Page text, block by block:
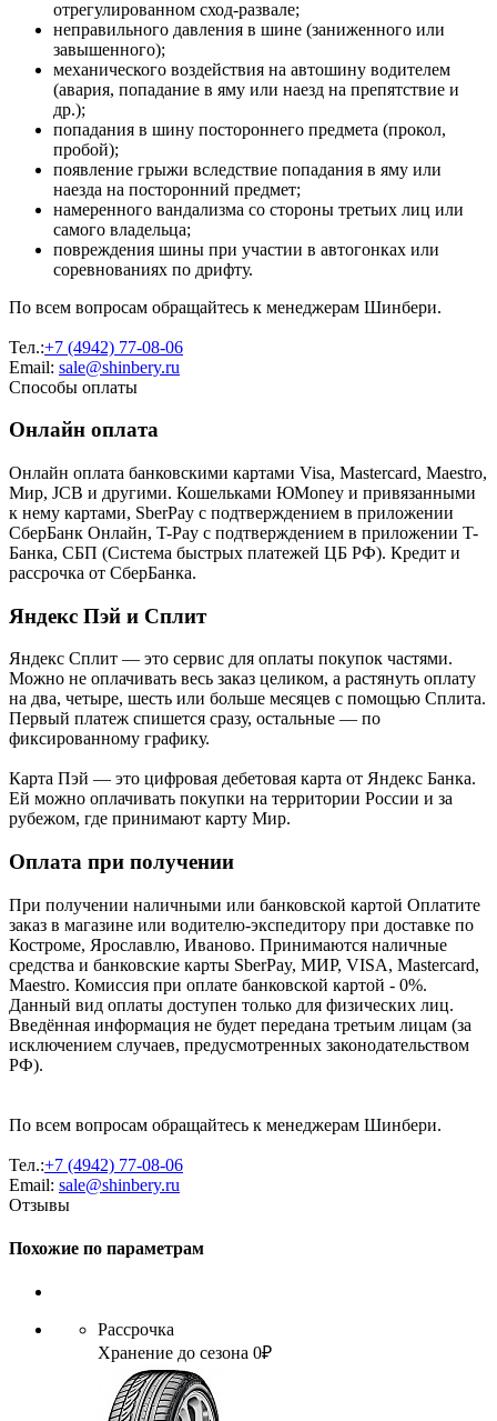
отрегулированном сход-развале;
неправильного давления в шине (заниженного или
завышенного);
механического воздействия на автошину водителем
(авария, попадание в яму или наезд на препятствие и
др.);
попадания в шину постороннего предмета (прокол,
пробой);
появление грыжи вследствие попадания в яму или
наезда на посторонний предмет;
намеренного вандализма со стороны третьих лиц или
самого владельца;
повреждения шины при участии в автогонках или
соревнованиях по дрифту.
По всем вопросам обращайтесь к менеджерам Шинбери.
Тел.:+7 (4942) 77-08-06
Email: sale@shinbery.ru
Способы оплаты
Онлайн оплата
Онлайн оплата банковскими картами Visa, Mastercard, Maestro,
Мир, JCB и другими. Кошельками ЮMoney и привязанными
к нему картами, SberPay с подтверждением в приложении
СберБанк Онлайн, T-Pay с подтверждением в приложении T-
Банка, СБП (Система быстрых платежей ЦБ РФ). Кредит и
рассрочка от СберБанка.
Яндекс Пэй и Сплит
Яндекс Cплит — это сервис для оплаты покупок частями.
Можно не оплачивать весь заказ целиком, а растянуть оплату
на два, четыре, шесть или больше месяцев с помощью Сплита.
Первый платеж спишется сразу, остальные — по
фиксированному графику.
Карта Пэй — это цифровая дебетовая карта от Яндекс Банка.
Ей можно оплачивать покупки на территории России и за
рубежом, где принимают карту Мир.
Оплата при получении
При получении наличными или банковской картой Оплатите
заказ в магазине или водителю-экспедитору при доставке по
Костроме, Ярославлю, Иваново. Принимаются наличные
средства и банковские карты SberPay, МИР, VISA, Mastercard,
Maestro. Комиссия при оплате банковской картой - 0%.
Данный вид оплаты доступен только для физических лиц.
Введённая информация не будет передана третьим лицам (за
исключением случаев, предусмотренных законодательством
РФ).
По всем вопросам обращайтесь к менеджерам Шинбери.
Тел.:+7 (4942) 77-08-06
Email: sale@shinbery.ru
Отзывы
Похожие по параметрам
Рассрочка
Хранение до сезона 0₽